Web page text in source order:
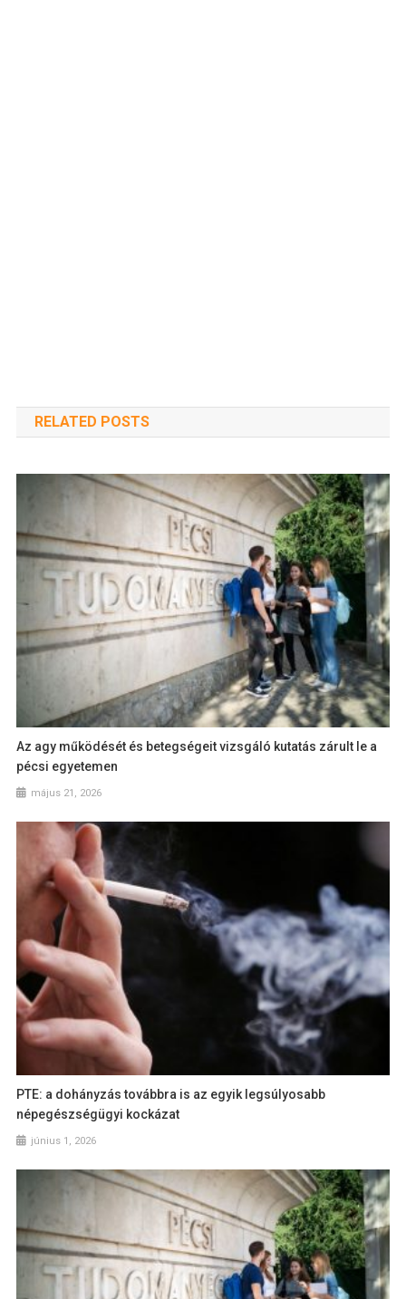
RELATED POSTS
Az agy működését és betegségeit vizsgáló kutatás zárult le a
pécsi egyetemen
május 21, 2026
PTE: a dohányzás továbbra is az egyik legsúlyosabb
népegészségügyi kockázat
június 1, 2026